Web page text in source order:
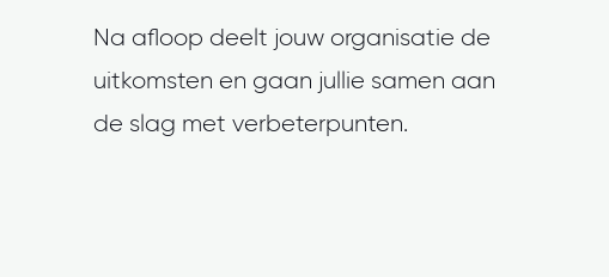
Na afloop deelt jouw organisatie de
uitkomsten en gaan jullie samen aan
de slag met verbeterpunten.